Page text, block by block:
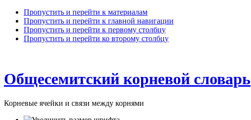
Пропустить и перейти к материалам
Пропустить и перейти к главной навигации
Пропустить и перейти к первому столбцу
Пропустить и перейти ко второму столбцу
Общесемитский корневой словарь
Корневые ячейки и связи между корнями